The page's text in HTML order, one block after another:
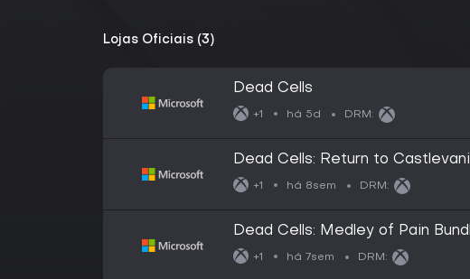
Lojas Oficiais (3)
Dead Cells
+1 há 5d DRM:
Dead Cells: Return to
+1 há 8sem DRM:
Dead Cells: Medley of Pain
+1 há 7sem DRM: